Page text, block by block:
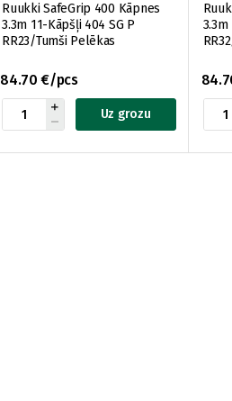
Ruukki SafeGrip 400 Kāpnes
3.3m 11-Kāpšļi 404 SG P
RR23/Tumši Pelēkas
84.70 €/pcs
Uz grozu
3.3m